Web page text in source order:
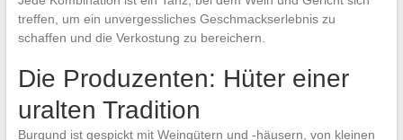
treffen, um ein unvergessliches Geschmackserlebnis zu
schaffen und die Verkostung zu bereichern.
Die Produzenten: Hüter einer
uralten Tradition
Burgund ist gespickt mit Weingütern und -häusern, von kleinen